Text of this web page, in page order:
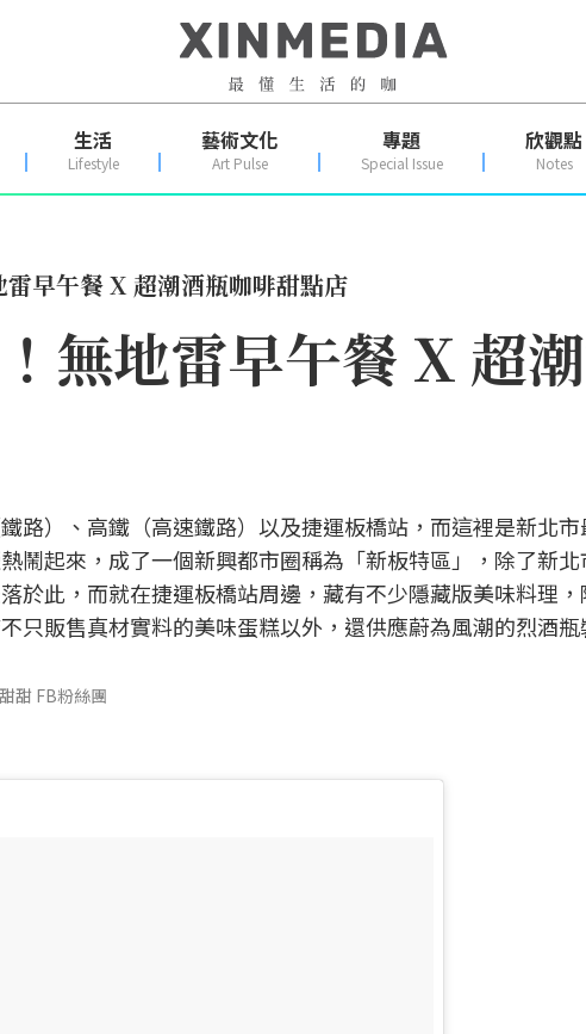
生活
Lifestyle
藝術文化
Art Pulse
專題
Special Issue
欣觀點
Notes
早午餐 X 超潮酒瓶咖啡甜點店
無地雷早午餐 X 超
路）、高鐵（高速鐵路）以及捷運板橋站，而這裡是新北
鬧起來，成了一個新興都市圈稱為「新板特區」，除了新
於此，而就在捷運板橋站周邊，藏有不少隱藏版美味料理
只販售真材實料的美味蛋糕以外，還供應蔚為風潮的烈酒
甜 FB粉絲團